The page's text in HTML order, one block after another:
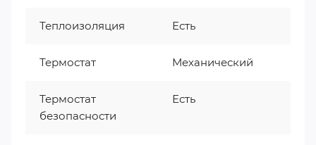
Теплоизоляция Есть
Термостат Механический
Термостат
безопасности
Есть